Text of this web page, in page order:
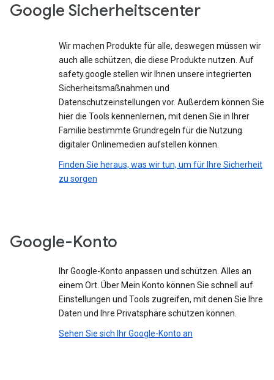
Google Sicherheitscenter
Wir machen Produkte für alle, deswegen müssen wir
auch alle schützen, die diese Produkte nutzen. Auf
safety.google stellen wir Ihnen unsere integrierten
Sicherheitsmaßnahmen und
Datenschutzeinstellungen vor. Außerdem können Sie
hier die Tools kennenlernen, mit denen Sie in Ihrer
Familie bestimmte Grundregeln für die Nutzung
digitaler Onlinemedien aufstellen können.
Finden Sie heraus, was wir tun, um für Ihre Sicherheit
zu sorgen
Google-Konto
Ihr Google-Konto anpassen und schützen. Alles an
einem Ort. Über Mein Konto können Sie schnell auf
Einstellungen und Tools zugreifen, mit denen Sie Ihre
Daten und Ihre Privatsphäre schützen können.
Sehen Sie sich Ihr Google-Konto an